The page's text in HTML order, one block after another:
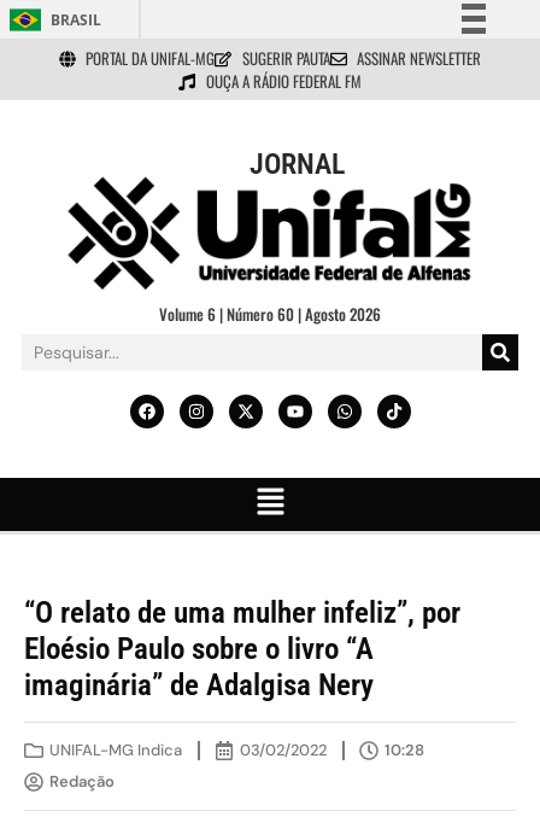
BRASIL
Simplifique!
Comunica BR
Acesso à informação
Legislação
Canais
PORTAL DA UNIFAL-MG SUGERIR PAUTA
ASSINAR NEWSLETTER
OUÇA A RÁDIO FEDERAL FM
JORNAL
Volume 6 | Número 60 | Agosto 2026
“O relato de uma mulher infeliz”, por
Eloésio Paulo sobre o livro “A
imaginária” de Adalgisa Nery
UNIFAL-MG Indica 03/02/2022
10:28
Redação